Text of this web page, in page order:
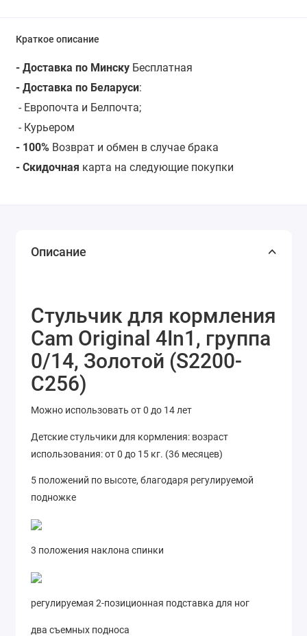
Краткое описание
- Доставка по МинскуБесплатная
- Доставка по Беларуси:
- Европочта и Белпочта;
- Курьером
- 100% Возврат и обмен в случае брака
- Скидочная карта на следующие покупки
Описание
Стульчик для кормления
Cam Original 4In1, группа
0/14, Золотой (S2200-
C256)
Можно использовать от 0 до 14 лет
Детские стульчики для кормления: возраст
использования: от 0 до 15 кг. (36 месяцев)
5 положений по высоте, благодаря регулируемой
подножке
3 положения наклона спинки
регулируемая 2-позиционная подставка для ног
два съемных подноса